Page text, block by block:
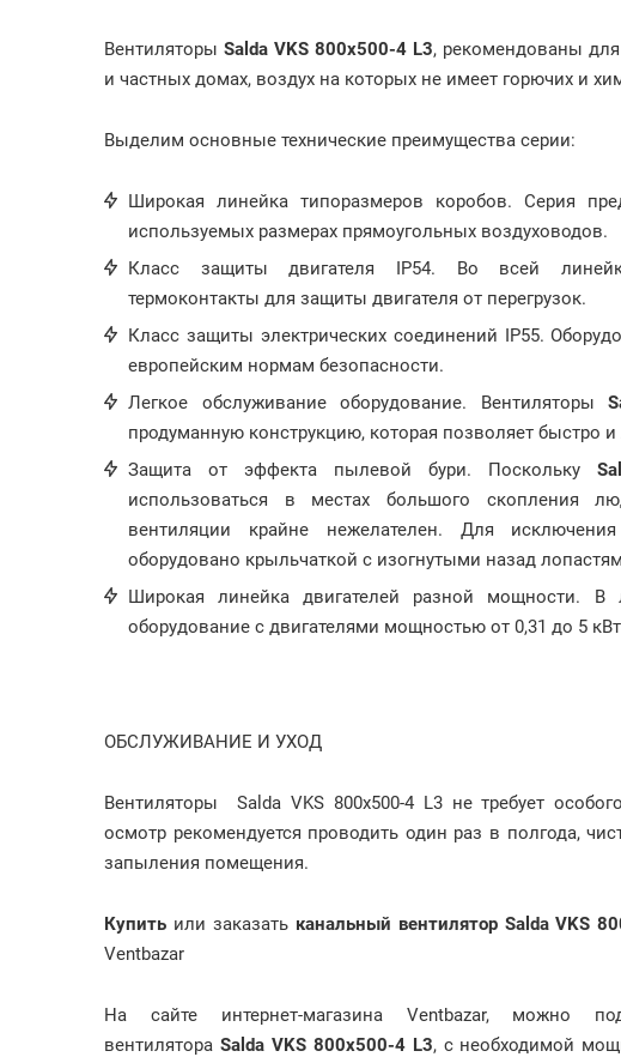
Вентиляторы Salda VKS 800x500-4 L3, рекомендованы
и частных домах, воздух на которых не имеет горючих и
Выделим основные технические преимущества серии:
Широкая линейка типоразмеров коробов. Серия
используемых размерах прямоугольных воздуховодов.
Класс защиты двигателя IP54. Во всей
термоконтакты для защиты двигателя от перегрузок.
Класс защиты электрических соединений IP55.
европейским нормам безопасности.
Легкое обслуживание оборудование. Вентиляторы
продуманную конструкцию, которая позволяет быстро и
Защита от эффекта пылевой бури. Поскольку
использоваться в местах большого скопления
вентиляции крайне нежелателен. Для
оборудовано крыльчаткой с изогнутыми назад
Широкая линейка двигателей разной мощности. В
оборудование с двигателями мощностью от 0,31 до 5
ОБСЛУЖИВАНИЕ И УХОД
Вентиляторы Salda VKS 800x500-4 L3 не требует
осмотр рекомендуется проводить один раз в полгода,
запыления помещения.
Купить или заказатьканальный вентилятор Salda VKS
Ventbazar
На сайте интернет-магазина Ventbazar, можно
вентилятора Salda VKS 800x500-4 L3, с необходимой